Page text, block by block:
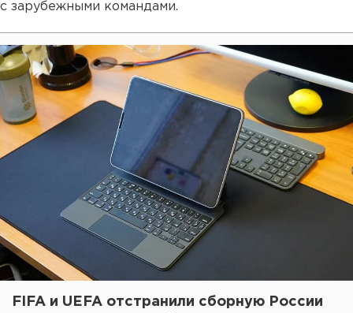
с зарубежными командами.
FIFA и UEFA отстранили сборную России